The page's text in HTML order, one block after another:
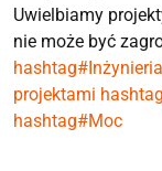
Uwielbiamy
nie może być
projektami
hashtag#Moc